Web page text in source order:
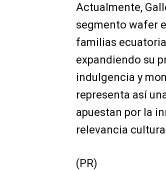
Actualmente,
segmento wafer
familias
expandiendo su
indulgencia y
representa así
apuestan por la
relevancia
(PR)